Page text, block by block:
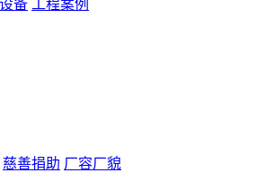
备 工程案例
慈善捐助 厂容厂貌